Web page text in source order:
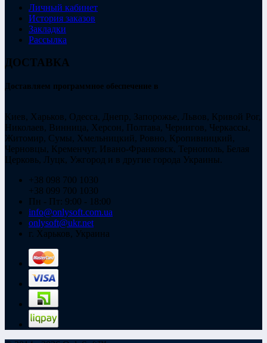
Личный кабинет
История заказов
Закладки
Рассылка
ДОСТАВКА
Доставляем программное обеспечение в
Киев, Харьков, Одесса, Днепр, Запорожье, Львов, Кривой Рог,
Николаев, Винница, Херсон, Полтава, Чернигов, Черкассы,
Житомир, Сумы, Хмельницкий, Ровно, Кропивницкий,
Черновцы, Кременчуг, Ивано-Франковск, Тернополь, Белая
Церковь, Луцк, Ужгород и в другие города Украины.
+38 098 700 1030
+38 099 700 1030
Пн - Пт: 9:00 - 18:00
info@onlysoft.com.ua
onlysoft@ukr.net
г. Харьков, Украина